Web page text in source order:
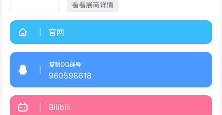
看看展商详情
官网
复制QQ群号
960598618
Bilibili